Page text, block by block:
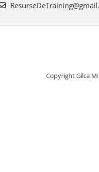
Copyright Gilca